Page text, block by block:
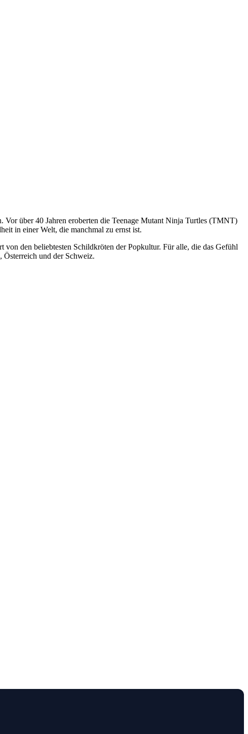
über 40 Jahren eroberten die Teenage Mutant Ninja Turtles (TMNT)
in einer Welt, die manchmal zu ernst ist.
den beliebtesten Schildkröten der Popkultur. Für alle, die das Gefühl
und der Schweiz.